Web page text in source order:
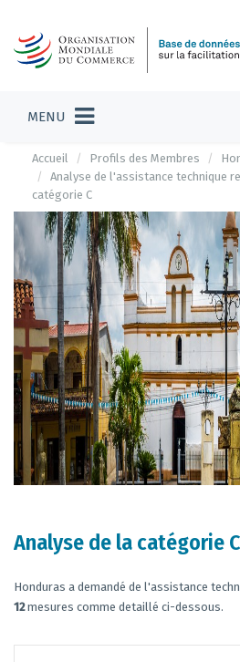
MENU
Accueil Profils des Membres
Analyse de l'assistance technique
catégorie C
Analyse de la catégorie C
Honduras a demandé de l'assistance
12mesures comme detaillé ci-dessous.